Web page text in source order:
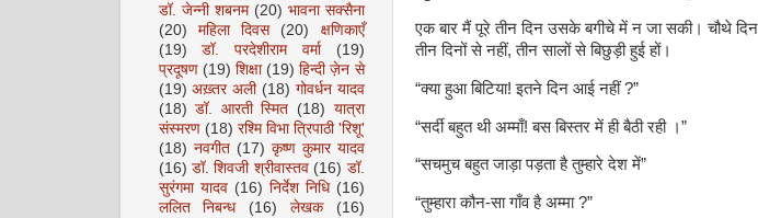
एक बार मैं पूरे तीन दिन उसके बगीचे में न जा सकी। चौथे
तीन दिनों से नहीं, तीन सालों से बिछुड़ी हुई हों।
“क्या हुआ बिटिया! इतने दिन आई नहीं ?”
“सर्दी बहुत थी अम्माँ! बस बिस्तर में ही बैठी रही ।”
“सचमुच बहुत जाड़ा पड़ता है तुम्हारे देश में”
“तुम्हारा कौन-सा गाँव है अम्मा ?”
डॉ. जेन्नी शबनम (20) भावना सक्सैना
(20)
महिला दिवस (20)
क्षणिकाएँ
(19)
डॉ. परदेशीराम वर्मा
(19)
प्रदूषण (19) शिक्षा (19) हिन्दी ज़ेन से
(19) अख़्तर अली (18) गोवर्धन यादव
(18) डॉ. आरती स्मित (18) यात्रा
संस्मरण (18) रश्मि विभा त्रिपाठी 'रिशू'
(18) नवगीत (17) कृष्ण कुमार यादव
(16) डॉ. शिवजी श्रीवास्तव (16) डॉ.
सुरंगमा यादव (16) निर्देश निधि (16)
ललित निबन्ध
(16) लेखक
(16)